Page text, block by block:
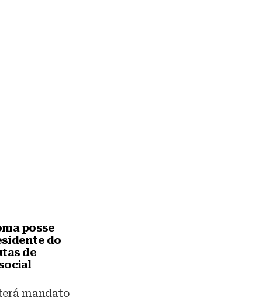
posse
do
de
mandato